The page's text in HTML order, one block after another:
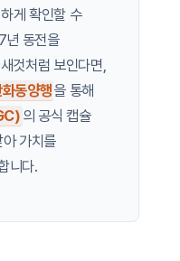
게 확인할 수
년 동전을
것처럼 보인다면,
동양행을 통해
의 공식 캡슐
가치를
니다.